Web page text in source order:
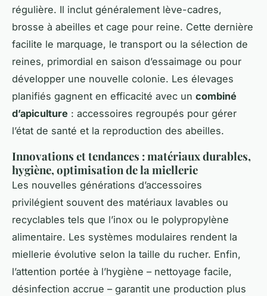
régulière. Il inclut généralement lève-cadres,
brosse à abeilles et cage pour reine. Cette dernière
facilite le marquage, le transport ou la sélection de
reines, primordial en saison d’essaimage ou pour
développer une nouvelle colonie. Les élevages
planifiés gagnent en efficacité avec un combiné
d’apiculture : accessoires regroupés pour gérer
l’état de santé et la reproduction des abeilles.
Innovations et tendances : matériaux durables,
hygiène, optimisation de la miellerie
Les nouvelles générations d’accessoires
privilégient souvent des matériaux lavables ou
recyclables tels que l’inox ou le polypropylène
alimentaire. Les systèmes modulaires rendent la
miellerie évolutive selon la taille du rucher. Enfin,
l’attention portée à l’hygiène – nettoyage facile,
désinfection accrue – garantit une production plus